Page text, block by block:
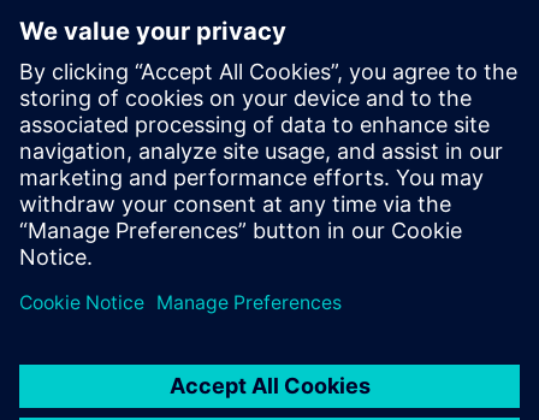
Lifecycle Management (PLM) einsehen und aktualisieren,
auf den Parasolid-Kernel in Synera zugreifen oder Daten wie
Geometrien und Simulationsdateien mit Teamcenter
austauschen.
Lesen Sie mehr im Synera-Newsroom.